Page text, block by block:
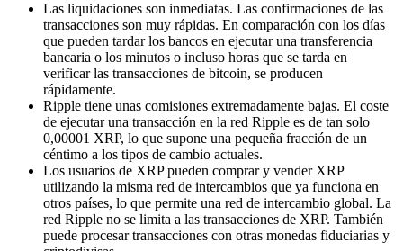
Las liquidaciones son inmediatas. Las confirmaciones de las
transacciones son muy rápidas. En comparación con los días
que pueden tardar los bancos en ejecutar una transferencia
bancaria o los minutos o incluso horas que se tarda en
verificar las transacciones de bitcoin, se producen
rápidamente.
Ripple tiene unas comisiones extremadamente bajas. El coste
de ejecutar una transacción en la red Ripple es de tan solo
0,00001 XRP, lo que supone una pequeña fracción de un
céntimo a los tipos de cambio actuales.
Los usuarios de XRP pueden comprar y vender XRP
utilizando la misma red de intercambios que ya funciona en
otros países, lo que permite una red de intercambio global. La
red Ripple no se limita a las transacciones de XRP. También
puede procesar transacciones con otras monedas fiduciarias y